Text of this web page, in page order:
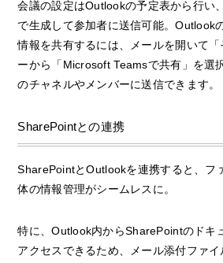
会議の設定はOutlookの予定表から行い
で生成して参加者に送信可能。Outlook
情報を共有するには、メールを開いて「
ーから「Microsoft Teamsで共有」を選
のチャネルやメンバーに送信できます。
SharePointとの連携
SharePointとOutlookを連携すると、フ
体の情報管理がシームレスに。
特に、Outlook内からSharePointのドキ
アクセスできるため、メール添付ファ